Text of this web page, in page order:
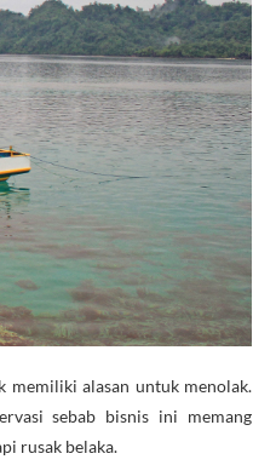
memiliki alasan untuk menolak.
sebab bisnis ini memang
rusak belaka.